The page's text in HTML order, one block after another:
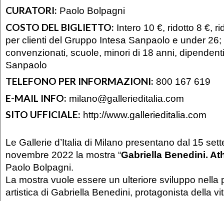
CURATORI: Paolo Bolpagni
COSTO DEL BIGLIETTO: Intero 10 €, ridotto 8 €,
per clienti del Gruppo Intesa Sanpaolo e under
convenzionati, scuole, minori di 18 anni,
Sanpaolo
TELEFONO PER INFORMAZIONI: 800 167 619
E-MAIL INFO: milano@gallerieditalia.com
SITO UFFICIALE: http://www.gallerieditalia.com
Le Gallerie d’Italia di Milano presentano dal 15
novembre 2022 la mostra “Gabriella Benedini.
Paolo Bolpagni.
La mostra vuole essere un ulteriore sviluppo nella
artistica di Gabriella Benedini, protagonista della